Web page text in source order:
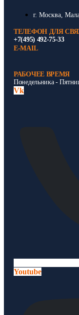
г. Москва,
ТЕЛЕФОН ДЛЯ
+7(495) 492-75-33
E-MAIL
РАБОЧЕЕ ВРЕМЯ
Понедельника -
Vk
Youtube